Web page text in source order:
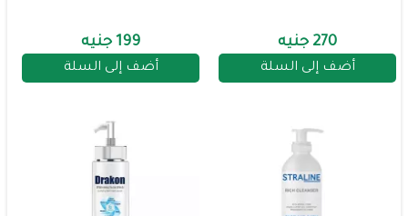
270 جنيه
أضف إلى السلة
199 جنيه
أضف إلى السلة